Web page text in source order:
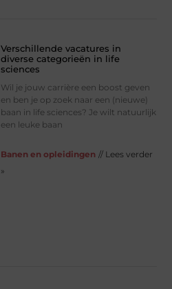
Verschillende vacatures in
diverse categorieën in life
sciences
Wil je jouw carrière een boost geven
en ben je op zoek naar een (nieuwe)
baan in life sciences? Je wilt natuurlijk
een leuke baan
Banen en opleidingen // Lees verder
»